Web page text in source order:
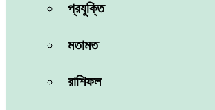
প্রযুক্তি
মতামত
রাশিফল